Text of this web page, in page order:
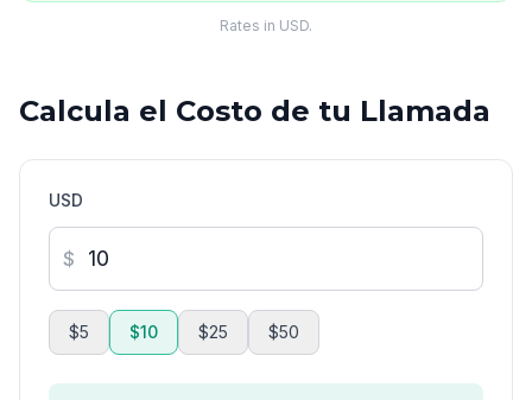
Rates in USD.
Calcula el Costo de tu Llamada
USD
$
$5 $10 $25 $50